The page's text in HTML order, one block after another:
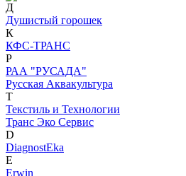
Д
Душистый горошек
К
КФС-ТРАНС
Р
РАА "РУСАДА"
Русская Аквакультура
Т
Текстиль и Технологии
Транс Эко Сервис
D
DiagnostEka
E
Erwin